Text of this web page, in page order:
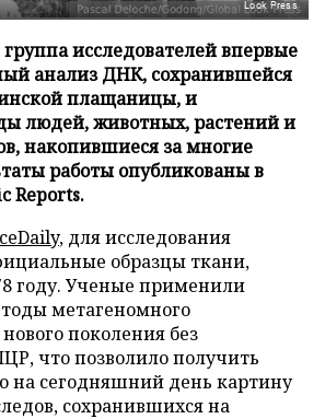
Look Press
исследователей впервые
анализ ДНК, сохранившейся
плащаницы, и
людей, животных, растений и
накопившиеся за многие
работы опубликованы в
Reports.
, для исследования
образцы ткани,
году. Ученые применили
метагеномного
поколения без
что позволило получить
на сегодняшний день картину
сохранившихся на